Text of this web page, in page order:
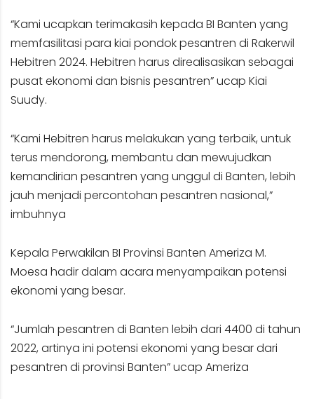
“Kami ucapkan terimakasih kepada BI Banten yang
memfasilitasi para kiai pondok pesantren di Rakerwil
Hebitren 2024. Hebitren harus direalisasikan sebagai
pusat ekonomi dan bisnis pesantren” ucap Kiai
Suudy.
“Kami Hebitren harus melakukan yang terbaik, untuk
terus mendorong, membantu dan mewujudkan
kemandirian pesantren yang unggul di Banten, lebih
jauh menjadi percontohan pesantren nasional,”
imbuhnya
Kepala Perwakilan BI Provinsi Banten Ameriza M.
Moesa hadir dalam acara menyampaikan potensi
ekonomi yang besar.
“Jumlah pesantren di Banten lebih dari 4400 di tahun
2022, artinya ini potensi ekonomi yang besar dari
pesantren di provinsi Banten” ucap Ameriza